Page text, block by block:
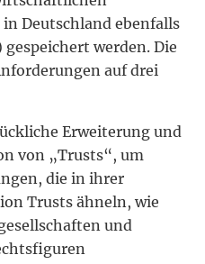
Deutschland ebenfalls
werden. Die
auf drei
Erweiterung und
von „Trusts“, um
die in ihrer
Trusts ähneln, wie
und